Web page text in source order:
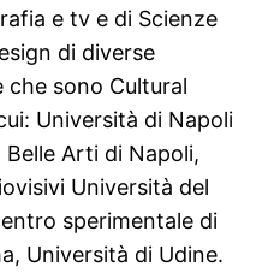
e tv e di Scienze
di diverse
che sono Cultural
Università di Napoli
Belle Arti di Napoli,
Università del
sperimentale di
Università di Udine.